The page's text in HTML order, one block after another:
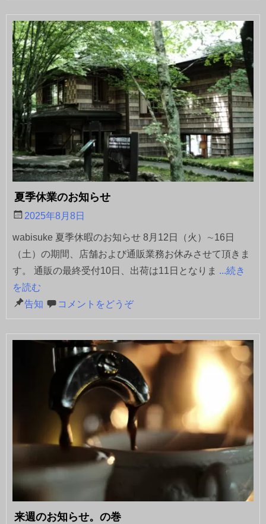
夏季休業のお知らせ
2025年8月8日
wabisuke 夏季休暇のお知らせ 8月12日（火）∼16日
（土）の期間、店舗および通販業務お休みさせて頂きま
す。 通販の最終受付10日、出荷は11日となりま ...続き
を読む
告知
コメントをどうぞ
来週のお知らせ。の巻